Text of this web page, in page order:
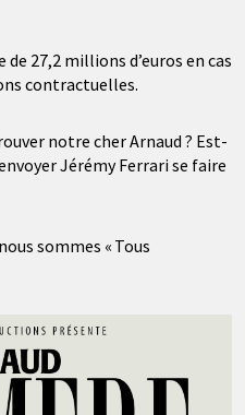
27,2 millions d’euros en cas
contractuelles.
notre cher Arnaud ? Est-
Jérémy Ferrari se faire
sommes « Tous